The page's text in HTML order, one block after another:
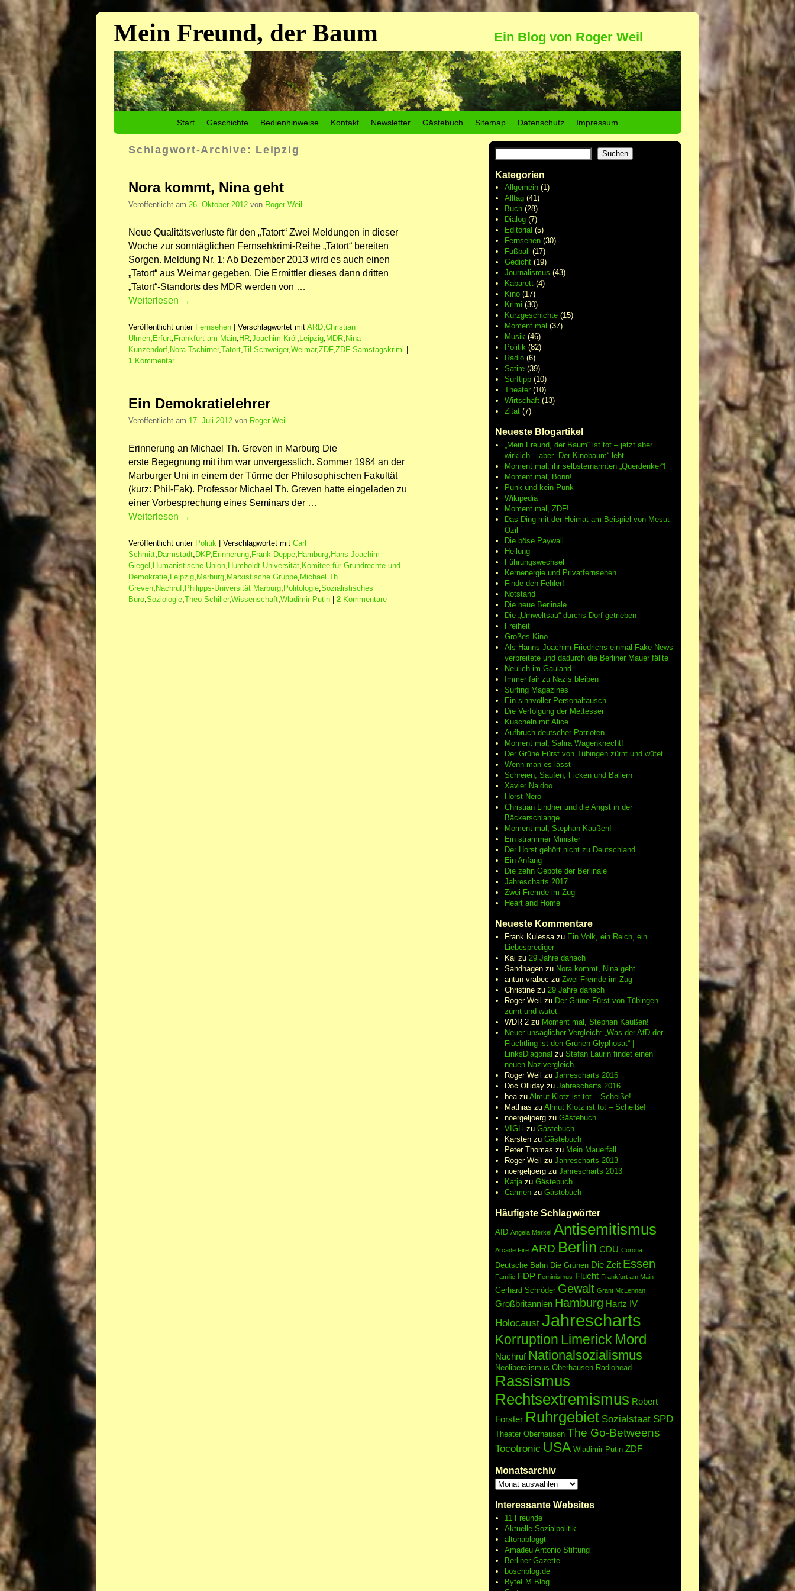
Mein Freund, der Baum Ein Blog von Roger Weil
Start Geschichte Bedienhinweise Kontakt Newsletter Gästebuch Sitemap Datenschutz Impressum
Schlagwort-Archive: Leipzig
Nora kommt, Nina geht
Veröffentlicht am 26. Oktober 2012 von Roger Weil
Neue Qualitätsverluste für den „Tatort“ Zwei Meldungen in dieser
Woche zur sonntäglichen Fernsehkrimi-Reihe „Tatort“ bereiten
Sorgen. Meldung Nr. 1: Ab Dezember 2013 wird es auch einen
„Tatort“ aus Weimar gegeben. Die Ermittler dieses dann dritten
„Tatort“-Standorts des MDR werden von …
Weiterlesen →
Veröffentlicht unter Fernsehen Verschlagwortet mit ARD Christian
Ulmen Erfurt Frankfurt am Main HR Joachim Król Leipzig MDR Nina
Kunzendorf Nora Tschirner, Tatort Til Schweiger, Weimar, ZDF, ZDF-Samstagskrimi
1 Kommentar
Ein Demokratielehrer
Veröffentlicht am 17. Juli 2012 von Roger Weil
Erinnerung an Michael Th. Greven in Marburg Die
erste Begegnung mit ihm war unvergesslich. Sommer 1984 an der
Marburger Uni in einem der Türme der Philosophischen Fakultät
(kurz: Phil-Fak). Professor Michael Th. Greven hatte eingeladen zu
einer Vorbesprechung eines Seminars der …
Weiterlesen →
Veröffentlicht unter Politik | Verschlagwortet mit Carl
Schmitt Darmstadt DKP, Erinnerung Frank Deppe Hamburg Hans-Joachim
Giegel Humanistische Union Humboldt-Universität Komitee für Grundrechte und
Demokratie Leipzig Marburg Marxistische Gruppe Michael Th.
Greven Nachruf Philipps-Universität Marburg Politologie Sozialistisches
Büro Soziologie Theo Schiller, Wissenschaft Wladimir Putin | 2 Kommentare
Suchen
Kategorien
Allgemein(1)
Alltag(41)
Buch(28)
Dialog(7)
Editorial (5)
Fernsehen(30)
Fußball (17)
Gedicht(19)
Journalismus (43)
Kabarett(4)
Kino(17)
Krimi (30)
Kurzgeschichte(15)
Moment mal (37)
Musik(46)
Politik(82)
Radio(6)
Satire(39)
Surftipp(10)
Theater(10)
Wirtschaft(13)
Zitat(7)
Neueste Blogartikel
„Mein Freund, der Baum“ ist tot – jetzt aber
wirklich – aber „Der Kinobaum“ lebt
Moment mal, ihr selbsternannten „Querdenker“!
Moment mal, Bonn!
Punk und kein Punk
Wikipedia
Moment mal, ZDF!
Das Ding mit der Heimat am Beispiel von Mesut
Özil
Die böse Paywall
Heilung
Führungswechsel
Kernenergie und Privatfernsehen
Finde den Fehler!
Notstand
Die neue Berlinale
Die „Umweltsau“ durchs Dorf getrieben
Freiheit
Großes Kino
Als Hanns Joachim Friedrichs einmal Fake-News
verbreitete und dadurch die Berliner Mauer fällte
Neulich im Gauland
Immer fair zu Nazis bleiben
Surfing Magazines
Ein sinnvoller Personaltausch
Die Verfolgung der Mettesser
Kuscheln mit Alice
Aufbruch deutscher Patrioten
Moment mal, Sahra Wagenknecht!
Der Grüne Fürst von Tübingen zürnt und wütet
Wenn man es lässt
Schreien, Saufen, Ficken und Ballern
Xavier Naidoo
Horst-Nero
Christian Lindner und die Angst in der
Bäckerschlange
Moment mal, Stephan Kaußen!
Ein strammer Minister
Der Horst gehört nicht zu Deutschland
Ein Anfang
Die zehn Gebote der Berlinale
Jahrescharts 2017
Zwei Fremde im Zug
Heart and Home
Neueste Kommentare
Frank Kulessazu Ein Volk, ein Reich, ein
Liebesprediger
Kai zu 29 Jahre danach
Sandhagenzu Nora kommt, Nina geht
antun vrabec zu Zwei Fremde im Zug
Christinezu 29 Jahre danach
Roger Weil zu Der Grüne Fürst von Tübingen
zürnt und wütet
WDR 2zu Moment mal, Stephan Kaußen!
Neuer unsäglicher Vergleich: „Was der AfD der
Flüchtling ist den Grünen Glyphosat“ |
LinksDiagonal zu Stefan Laurin findet einen
neuen Nazivergleich
Roger Weil zu Jahrescharts 2016
Doc Ollidayzu Jahrescharts 2016
beazu Almut Klotz ist tot – Scheiße!
Mathias zu Almut Klotz ist tot – Scheiße!
noergeljoergzu Gästebuch
VIGLi zu Gästebuch
Karstenzu Gästebuch
Peter Thomas zu Mein Mauerfall
Roger Weil zu Jahrescharts 2013
noergeljoergzu Jahrescharts 2013
Katjazu Gästebuch
Carmenzu Gästebuch
Häufigste Schlagwörter
AfD Angela Merkel Antisemitismus
Arcade Fire ARD Berlin CDU Corona
Deutsche Bahn Die Grünen Die Zeit Essen
Familie FDP Feminismus Flucht Frankfurt am Main
Gerhard Schröder Gewalt Grant McLennan
Großbritannien Hamburg Hartz IV
Holocaust Jahrescharts
Korruption Limerick Mord
Nachruf Nationalsozialismus
Neoliberalismus Oberhausen Radiohead
Rassismus
Rechtsextremismus Robert
Forster Ruhrgebiet Sozialstaat SPD
Theater Oberhausen The Go-Betweens
Tocotronic USA Wladimir Putin ZDF
Monatsarchiv
Interessante Websites
11 Freunde
Aktuelle Sozialpolitik
altonabloggt
Amadeu Antonio Stiftung
Berliner Gazette
boschblog.de
ByteFM Blog